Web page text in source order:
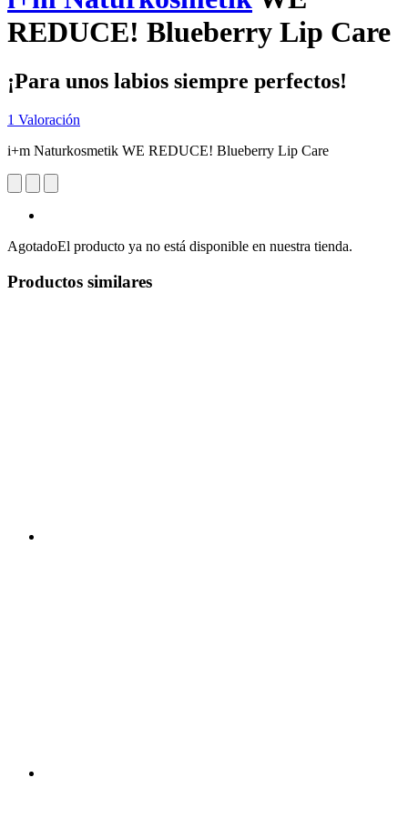
REDUCE! Blueberry Lip Care
¡Para unos labios siempre perfectos!
1 Valoración
i+m Naturkosmetik WE REDUCE! Blueberry Lip Care
AgotadoEl producto ya no está disponible en nuestra tienda.
Productos similares